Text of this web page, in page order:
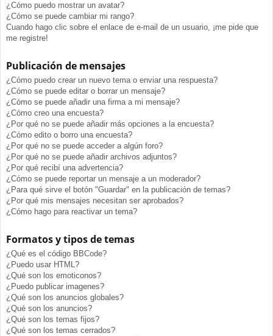
¿Cómo puedo mostrar un avatar?
¿Cómo se puede cambiar mi rango?
Cuando hago clic sobre el enlace de e-mail de un usuario, ¡me pide que
me registre!
Publicación de mensajes
¿Cómo puedo crear un nuevo tema o enviar una respuesta?
¿Cómo se puede editar o borrar un mensaje?
¿Cómo se puede añadir una firma a mi mensaje?
¿Cómo creo una encuesta?
¿Por qué no se puede añadir más opciones a la encuesta?
¿Cómo edito o borro una encuesta?
¿Por qué no se puede acceder a algún foro?
¿Por qué no se puede añadir archivos adjuntos?
¿Por qué recibí una advertencia?
¿Cómo se puede reportar un mensaje a un moderador?
¿Para qué sirve el botón "Guardar" en la publicación de temas?
¿Por qué mis mensajes necesitan ser aprobados?
¿Cómo hago para reactivar un tema?
Formatos y tipos de temas
¿Qué es el código BBCode?
¿Puedo usar HTML?
¿Qué son los emoticonos?
¿Puedo publicar imagenes?
¿Qué son los anuncios globales?
¿Qué son los anuncios?
¿Qué son los temas fijos?
¿Qué son los temas cerrados?